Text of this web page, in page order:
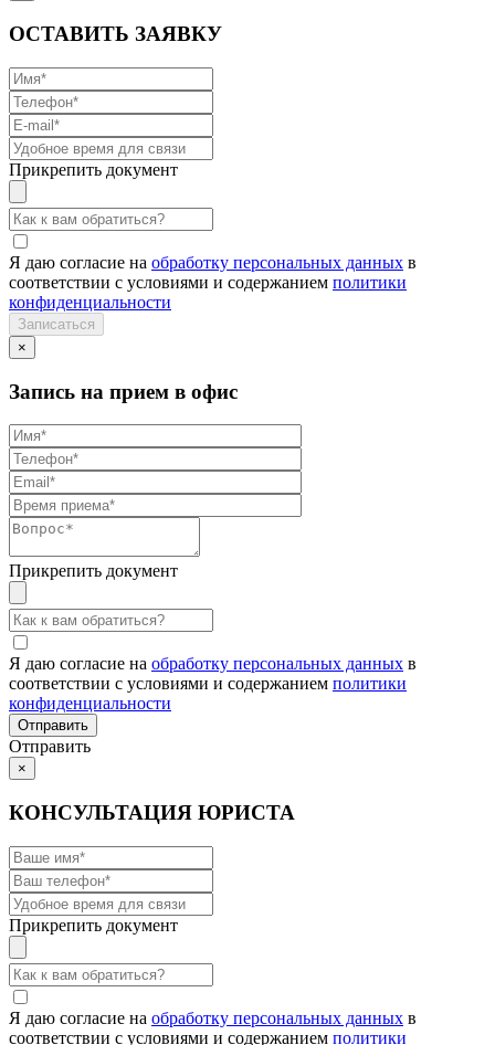
ОСТАВИТЬ ЗАЯВКУ
Прикрепить документ
Я даю согласие на обработку персональных данных в
соответствии с условиями и содержанием политики
конфиденциальности
×
Запись на прием в офис
Прикрепить документ
Я даю согласие на обработку персональных данных в
соответствии с условиями и содержанием политики
конфиденциальности
Отправить
×
КОНСУЛЬТАЦИЯ ЮРИСТА
Прикрепить документ
Я даю согласие на обработку персональных данных в
соответствии с условиями и содержанием политики